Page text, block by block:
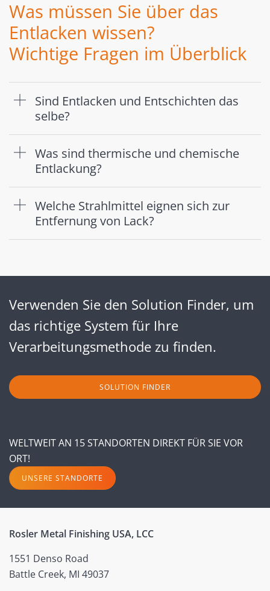
Was müssen Sie über das
Entlacken wissen?
Wichtige Fragen im Überblick
Sind Entlacken und Entschichten das
selbe?
Was sind thermische und chemische
Entlackung?
Welche Strahlmittel eignen sich zur
Entfernung von Lack?
Verwenden Sie den Solution Finder, um
das richtige System für Ihre
Verarbeitungsmethode zu finden.
SOLUTION FINDER
WELTWEIT AN 15 STANDORTEN DIREKT FÜR SIE VOR
ORT!
UNSERE STANDORTE
Rosler Metal Finishing USA, LCC
1551 Denso Road
Battle Creek, MI 49037